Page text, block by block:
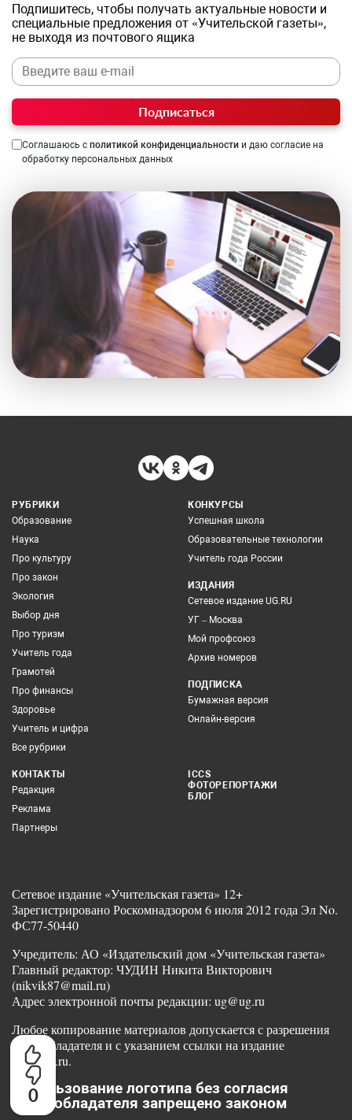
0
Подпишитесь, чтобы получать актуальные новости и
специальные предложения от «Учительской газеты»,
не выходя из почтового ящика
Подписаться
Соглашаюсь с политикой конфиденциальности и даю согласие на
обработку персональных данных
РУБРИКИ
Образование
Наука
Про культуру
Про закон
Экология
Выбор дня
Про туризм
Учитель года
Грамотей
Про финансы
Здоровье
Учитель и цифра
Все рубрики
КОНКУРСЫ
Успешная школа
Образовательные технологии
Учитель года России
ИЗДАНИЯ
Сетевое издание UG.RU
УГ – Москва
Мой профсоюз
Архив номеров
ПОДПИСКА
Бумажная версия
Онлайн-версия
КОНТАКТЫ
Редакция
Реклама
Партнеры
ICCS
ФОТОРЕПОРТАЖИ
БЛОГ
Сетевое издание «Учительская газета» 12+
Зарегистрировано Роскомнадзором 6 июля 2012 года Эл No.
ФС77-50440
Учредитель: АО «Издательский дом «Учительская газета»
Главный редактор: ЧУДИН Никита Викторович
(nikvik87@mail.ru)
Адрес электронной почты редакции: ug@ug.ru
Любое копирование материалов допускается с разрешения
правообладателя и с указанием ссылки на издание
www.ug.ru.
Использование логотипа без согласия
правообладателя запрещено законом